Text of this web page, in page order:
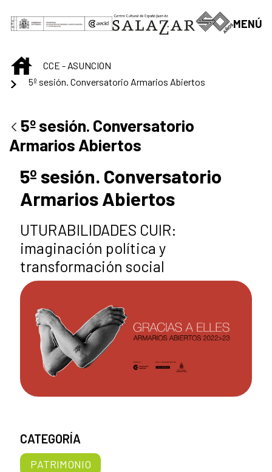
MENÚ
INICIOCCE - ASUNCION
5º sesión. Conversatorio Armarios Abiertos
5º sesión. Conversatorio
Armarios Abiertos
5º sesión. Conversatorio
Armarios Abiertos
UTURABILIDADES CUIR:
imaginación política y
transformación social
CATEGORÍA
PATRIMONIO